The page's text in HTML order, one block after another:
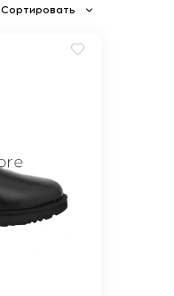
Сортировать